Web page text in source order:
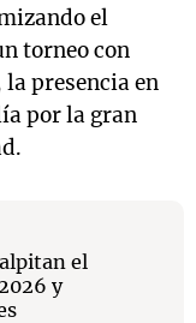
el
torneo con
presencia en
por la gran
el
y